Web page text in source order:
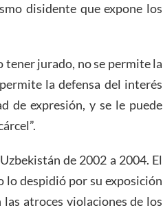
disidente que expone los
tener jurado, no se permite la
la defensa del interés
de expresión, y se le puede
de 2002 a 2004. El
despidió por su exposición
atroces violaciones de los